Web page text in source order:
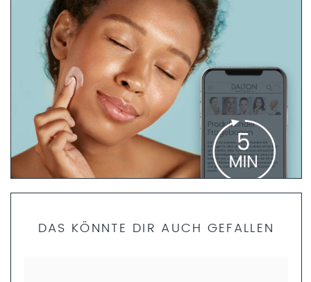
PRODUKTFINDER FRAGEBOGEN
Bist du dir unsicher, welche Produkte die richtigen für dich
DAS KÖNNTE DIR AUCH GEFALLEN